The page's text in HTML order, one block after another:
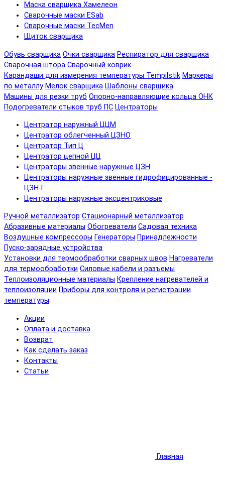
Маска сварщика Хамелеон
Сварочные маски ESab
Сварочные маски TecMen
Щиток сварщика
Обувь сварщика Очки сварщика Респиратор для сварщика
Сварочная штора Сварочный коврик
Карандаши для измерения температуры Tempilstik Маркеры
по металлу Мелок сварщика Шаблоны сварщика
Машины для резки труб Опорно-направляющие кольца ОНК
Подогреватели стыков труб ПС Центраторы
Центратор наружный ЦЦМ
Центратор облегченный ЦЗНО
Центратор Тип Ц
Центратор цепной ЦЦ
Центраторы звенные наружные ЦЗН
Центраторы наружные звенные гидрофицированные -
ЦЗН-Г
Центраторы наружные эксцентриковые
Ручной металлизатор Стационарный металлизатор
Абразивные материалы Обогреватели Садовая техника
Воздушные компрессоры Генераторы Принадлежности
Пуско-зарядные устройства
Установки для термообработки сварных швов Нагреватели
для термообработки Силовые кабели и разъемы
Теплоизоляционные материалы Крепление нагревателей и
теплоизоляции Приборы для контроля и регистрации
температуры
Акции
Оплата и доставка
Возврат
Как сделать заказ
Контакты
Статьи
Главная